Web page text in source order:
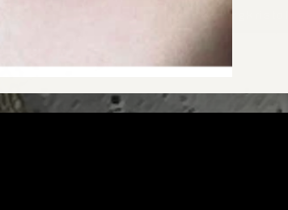
CARA Bergkristall